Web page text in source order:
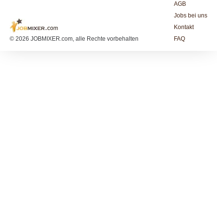
© 2026 JOBMIXER.com, alle Rechte vorbehalten
AGB
Jobs bei uns
Kontakt
FAQ